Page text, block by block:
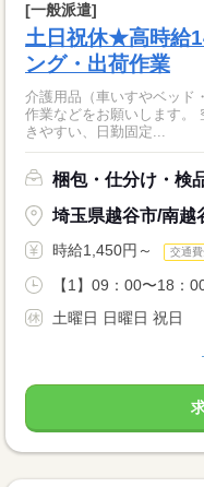
[一般派遣]
土日祝休★高時給
ング・出荷作業
介護用品（車いすやベッド
作業などをお願いします。
きやすい、日勤固定...
梱包・仕分け・検
埼玉県越谷市/南越
時給1,450円～ 交通
【1】09：00〜18：
土曜日 日曜日 祝日